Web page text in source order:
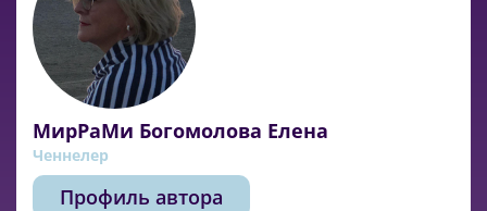
МирРаМи Богомолова Елена
Ченнелер
Профиль автора